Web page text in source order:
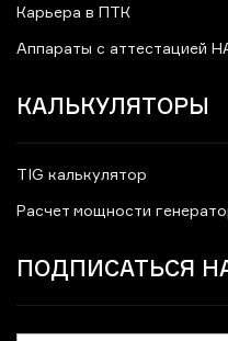
Карьера в ПТК
Аппараты с аттестацией
КАЛЬКУЛЯТОРЫ
TIG калькулятор
Расчет мощности
ПОДПИСАТЬСЯ